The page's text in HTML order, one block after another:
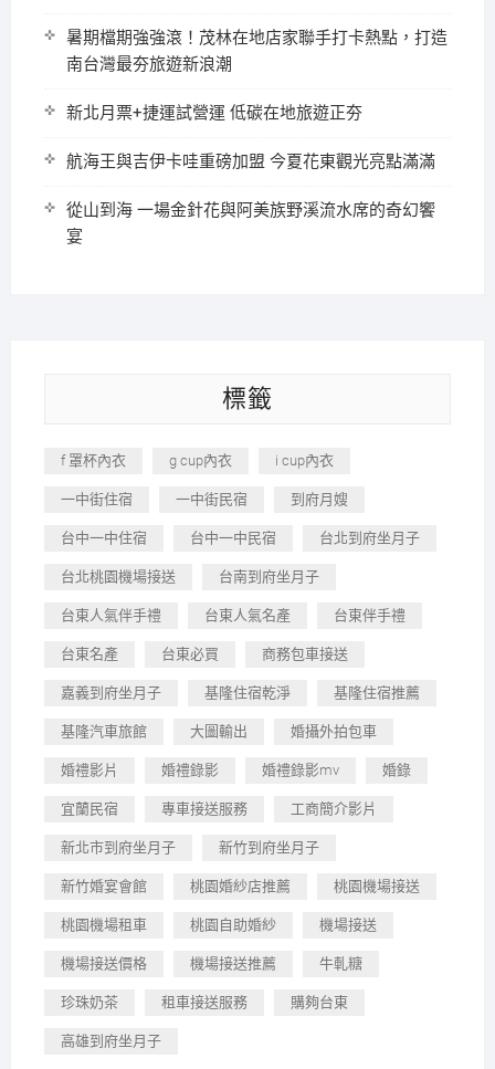
暑期檔期強強滾！茂林在地店家聯手打卡熱點，打造
南台灣最夯旅遊新浪潮
新北月票+捷運試營運 低碳在地旅遊正夯
航海王與吉伊卡哇重磅加盟 今夏花東觀光亮點滿滿
從山到海 一場金針花與阿美族野溪流水席的奇幻饗
宴
標籤
f 罩杯內衣 g cup內衣 i cup內衣
一中街住宿 一中街民宿 到府月嫂
台中一中住宿 台中一中民宿 台北到府坐月子
台北桃園機場接送 台南到府坐月子
台東人氣伴手禮 台東人氣名產 台東伴手禮
台東名產 台東必買 商務包車接送
嘉義到府坐月子 基隆住宿乾淨 基隆住宿推薦
基隆汽車旅館 大圖輸出 婚攝外拍包車
婚禮影片 婚禮錄影 婚禮錄影mv 婚錄
宜蘭民宿 專車接送服務 工商簡介影片
新北市到府坐月子 新竹到府坐月子
新竹婚宴會館 桃園婚紗店推薦 桃園機場接送
桃園機場租車 桃園自助婚紗 機場接送
機場接送價格 機場接送推薦 牛軋糖
珍珠奶茶 租車接送服務 購夠台東
高雄到府坐月子